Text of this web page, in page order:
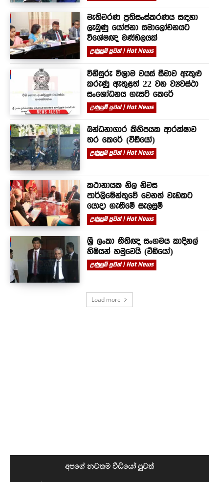
මැතිවරණ ප්‍රතිසංස්කරණය සඳහා
ලැබුණු යෝජනා සමාලෝචනයට
විශේෂඥ මණ්ඩලයක්
උණුසුම් පුවත් | Hot News
විනිසුරු විශ්‍රාම වයස් සීමාව ඇතුළු
කරුණු ඇතුළත් 22 වන ව්‍යවස්ථා
සංශෝධනය ගැසට් කෙරේ
උණුසුම් පුවත් | Hot News
බන්ධනාගාර කිහිපයක ආරක්ෂාව
තර කෙරේ (වීඩියෝ)
උණුසුම් පුවත් | Hot News
කථානායක නිල නිවස
පාර්ලිමේන්තුවේ වෙනත් වැඩකට
යොදා ගැනීමේ සැලසුම්
උණුසුම් පුවත් | Hot News
ශ්‍රී ලංකා නීතිඥ සංගමය කාදිනල්
හිමියන් හමුවෙයි (වීඩියෝ)
උණුසුම් පුවත් | Hot News
Load more
අපගේ නවතම වීඩියෝ පුවත්